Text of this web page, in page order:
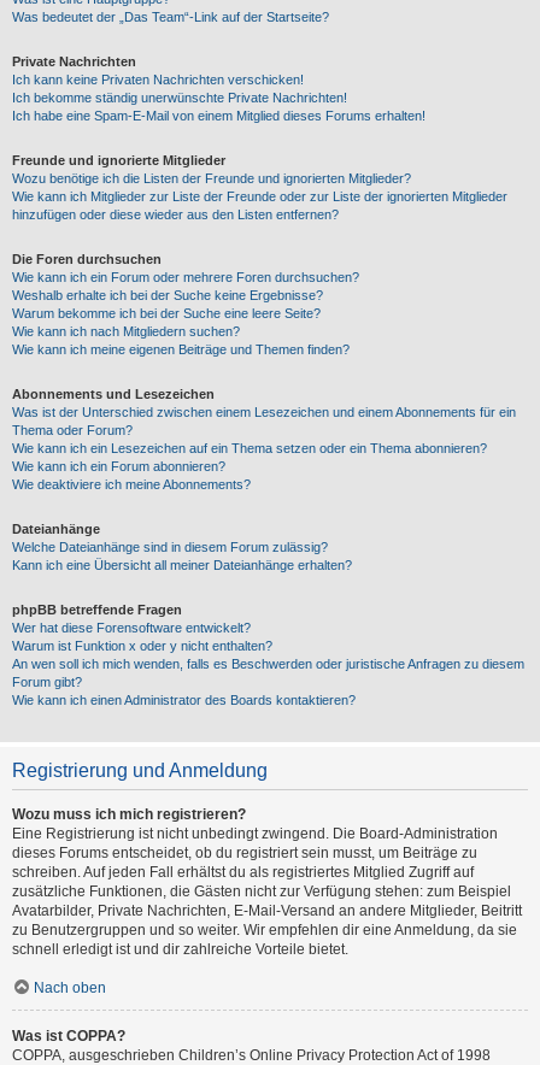
Was bedeutet der „Das Team“-Link auf der Startseite?
Private Nachrichten
Ich kann keine Privaten Nachrichten verschicken!
Ich bekomme ständig unerwünschte Private Nachrichten!
Ich habe eine Spam-E-Mail von einem Mitglied dieses Forums erhalten!
Freunde und ignorierte Mitglieder
Wozu benötige ich die Listen der Freunde und ignorierten Mitglieder?
Wie kann ich Mitglieder zur Liste der Freunde oder zur Liste der ignorierten Mitglieder
hinzufügen oder diese wieder aus den Listen entfernen?
Die Foren durchsuchen
Wie kann ich ein Forum oder mehrere Foren durchsuchen?
Weshalb erhalte ich bei der Suche keine Ergebnisse?
Warum bekomme ich bei der Suche eine leere Seite?
Wie kann ich nach Mitgliedern suchen?
Wie kann ich meine eigenen Beiträge und Themen finden?
Abonnements und Lesezeichen
Was ist der Unterschied zwischen einem Lesezeichen und einem Abonnements für ein
Thema oder Forum?
Wie kann ich ein Lesezeichen auf ein Thema setzen oder ein Thema abonnieren?
Wie kann ich ein Forum abonnieren?
Wie deaktiviere ich meine Abonnements?
Dateianhänge
Welche Dateianhänge sind in diesem Forum zulässig?
Kann ich eine Übersicht all meiner Dateianhänge erhalten?
phpBB betreffende Fragen
Wer hat diese Forensoftware entwickelt?
Warum ist Funktion x oder y nicht enthalten?
An wen soll ich mich wenden, falls es Beschwerden oder juristische Anfragen zu diesem
Forum gibt?
Wie kann ich einen Administrator des Boards kontaktieren?
Registrierung und Anmeldung
Wozu muss ich mich registrieren?
Eine Registrierung ist nicht unbedingt zwingend. Die Board-Administration
dieses Forums entscheidet, ob du registriert sein musst, um Beiträge zu
schreiben. Auf jeden Fall erhältst du als registriertes Mitglied Zugriff auf
zusätzliche Funktionen, die Gästen nicht zur Verfügung stehen: zum Beispiel
Avatarbilder, Private Nachrichten, E-Mail-Versand an andere Mitglieder, Beitritt
zu Benutzergruppen und so weiter. Wir empfehlen dir eine Anmeldung, da sie
schnell erledigt ist und dir zahlreiche Vorteile bietet.
Nach oben
Was ist COPPA?
COPPA, ausgeschrieben Children’s Online Privacy Protection Act of 1998